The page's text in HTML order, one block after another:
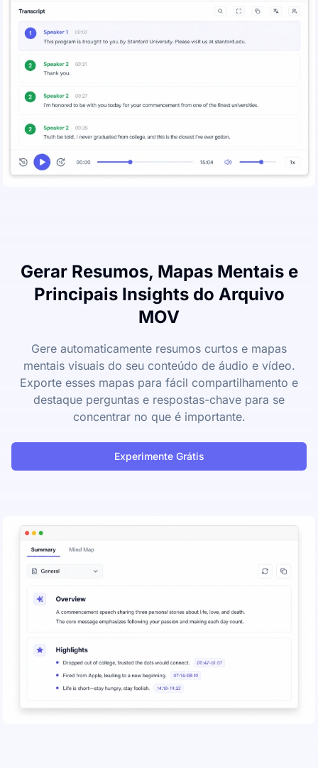
Gerar Resumos, Mapas Mentais e
Principais Insights do Arquivo
MOV
Gere automaticamente resumos curtos e mapas
mentais visuais do seu conteúdo de áudio e vídeo.
Exporte esses mapas para fácil compartilhamento e
destaque perguntas e respostas-chave para se
concentrar no que é importante.
Experimente Grátis